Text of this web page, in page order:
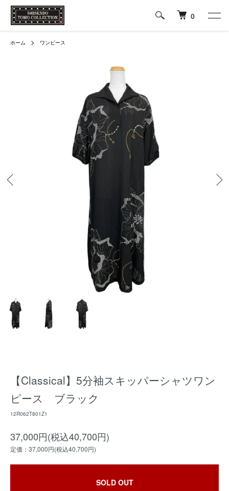
0
ホーム ワンピース
【Classical】5分袖スキッパーシャツワン
ピース ブラック
12R062T801Z1
37,000円(税込40,700円)
定価：37,000円(税込40,700円)
SOLD OUT